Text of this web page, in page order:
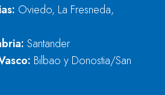
Oviedo, La Fresneda,
Santander
Bilbao y Donostia/San